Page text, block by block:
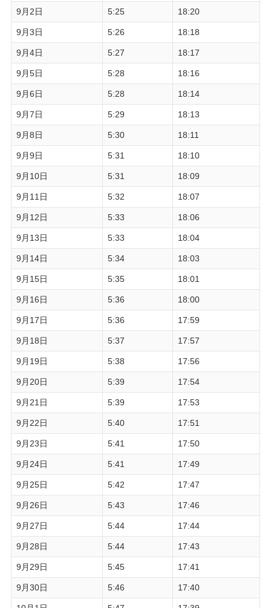
9月2日 5:25 18:20
9月3日 5:26 18:18
9月4日 5:27 18:17
9月5日 5:28 18:16
9月6日 5:28 18:14
9月7日 5:29 18:13
9月8日 5:30 18:11
9月9日 5:31 18:10
9月10日 5:31 18:09
9月11日 5:32 18:07
9月12日 5:33 18:06
9月13日 5:33 18:04
9月14日 5:34 18:03
9月15日 5:35 18:01
9月16日 5:36 18:00
9月17日 5:36 17:59
9月18日 5:37 17:57
9月19日 5:38 17:56
9月20日 5:39 17:54
9月21日 5:39 17:53
9月22日 5:40 17:51
9月23日 5:41 17:50
9月24日 5:41 17:49
9月25日 5:42 17:47
9月26日 5:43 17:46
9月27日 5:44 17:44
9月28日 5:44 17:43
9月29日 5:45 17:41
9月30日 5:46 17:40